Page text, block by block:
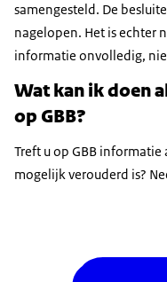
samengesteld. De
nagelopen. Het is echter
informatie onvolledig,
Wat kan ik doen
op GBB?
Treft u op GBB
mogelijk verouderd is?